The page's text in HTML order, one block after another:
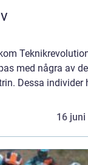
med några av de
Dessa individer
16 juni